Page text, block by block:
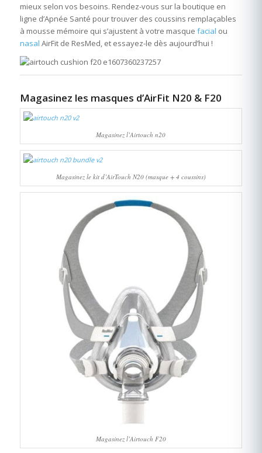
mieux selon vos besoins. Rendez-vous sur la boutique en
ligne d’Apnée Santé pour trouver des coussins remplaçables
à mousse mémoire qui s’ajustent à votre masque facial ou
nasal AirFit de ResMed, et essayez-le dès aujourd’hui !
Magasinez les masques d’AirFit N20 & F20
Magasinez l’Airtouch n20
Magasinez le kit d’AirTouch N20 (masque + 4 coussins)
Magasinez l’Airtouch F20